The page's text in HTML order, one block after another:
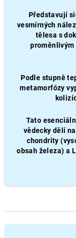
Představují
vesmírných
tělesa s
proměnlivým
Podle stupně
metamorfózy
Tato
vědecky dělí
chondrity
obsah železa) a